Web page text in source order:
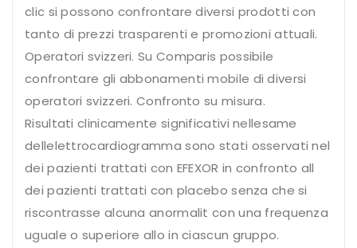
clic si possono confrontare diversi prodotti con
tanto di prezzi trasparenti e promozioni attuali.
Operatori svizzeri. Su Comparis possibile
confrontare gli abbonamenti mobile di diversi
operatori svizzeri. Confronto su misura.
Risultati clinicamente significativi nellesame
dellelettrocardiogramma sono stati osservati nel
dei pazienti trattati con EFEXOR in confronto all
dei pazienti trattati con placebo senza che si
riscontrasse alcuna anormalit con una frequenza
uguale o superiore allo in ciascun gruppo.